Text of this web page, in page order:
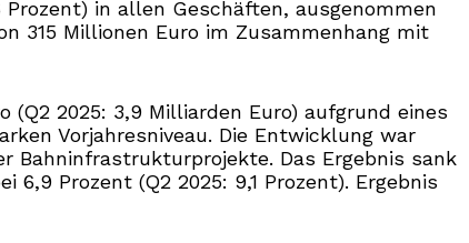
in allen Geschäften, ausgenommen
315 Millionen Euro im Zusammenhang mit
2025: 3,9 Milliarden Euro) aufgrund eines
Vorjahresniveau. Die Entwicklung war
Bahninfrastrukturprojekte. Das Ergebnis sank
6,9 Prozent (Q2 2025: 9,1 Prozent). Ergebnis